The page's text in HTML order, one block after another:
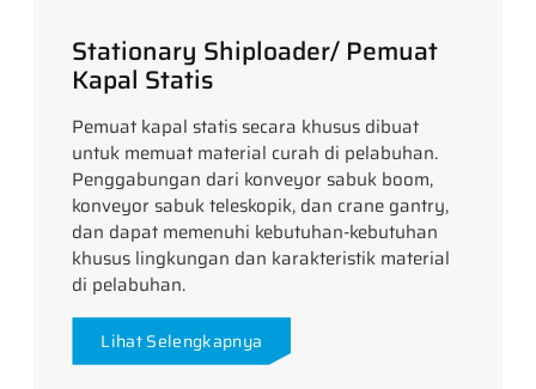
Stationary Shiploader/ Pemuat
Kapal Statis
Pemuat kapal statis secara khusus dibuat
untuk memuat material curah di pelabuhan.
Penggabungan dari konveyor sabuk boom,
konveyor sabuk teleskopik, dan crane gantry,
dan dapat memenuhi kebutuhan-kebutuhan
khusus lingkungan dan karakteristik material
di pelabuhan.
Lihat Selengkapnya